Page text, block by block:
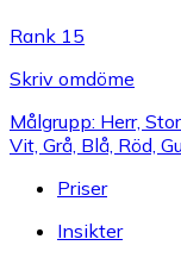
Rank 15
Skriv omdöme
Målgrupp: Herr,
Vit, Grå, Blå, Röd,
Priser
Insikter